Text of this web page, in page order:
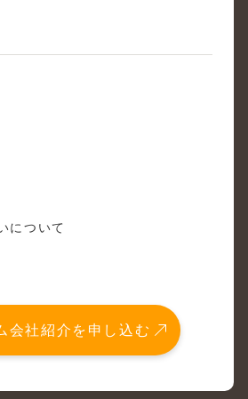
について
会社紹介を申し込む